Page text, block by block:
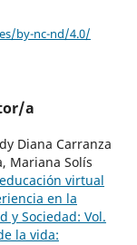
by-nc-nd/4.0/
a
Diana Carranza
Mariana Solís
virtual
en la
y Sociedad: Vol.
la vida: